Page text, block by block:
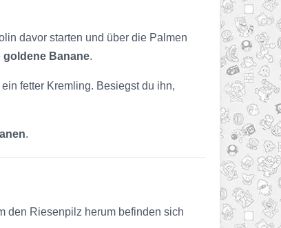
davor starten und über die Palmen
goldene Banane.
fetter Kremling. Besiegst du ihn,
.
den Riesenpilz herum befinden sich